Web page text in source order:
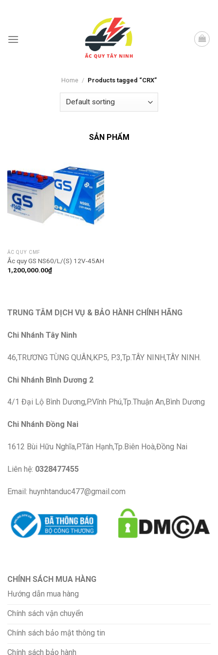
Home / Products tagged “CRX”
SẢN PHẨM
ẮC QUY CMF
Ắc quy GS NS60/L/(S) 12V-45AH
1,200,000.00₫
TRUNG TÂM DỊCH VỤ & BẢO HÀNH CHÍNH HÃNG
Chi Nhánh Tây Ninh
46,TRƯƠNG TÙNG QUÂN,KP5, P.3,Tp.TÂY NINH,TÂY NINH.
Chi Nhánh Bình Dương 2
4/1 Đại Lộ Bình Dương,P.Vĩnh Phú,Tp.Thuận An,Bình Dương
Chi Nhánh Đồng Nai
1612 Bùi Hữu Nghĩa,P.Tân Hạnh,Tp.Biên Hoà,Đồng Nai
Liên hệ: 0328477455
Email: huynhtanduc477@gmail.com
CHÍNH SÁCH MUA HÀNG
Hướng dẫn mua hàng
Chính sách vận chuyển
Chính sách bảo mật thông tin
Chính sách bảo hành